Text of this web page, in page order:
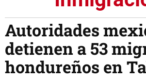
Autoridades
detienen a 53
hondureños en